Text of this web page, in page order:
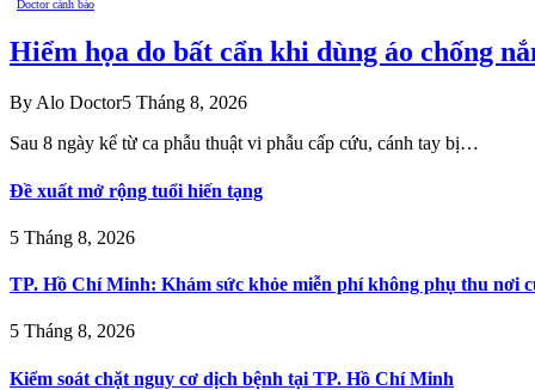
Doctor cảnh báo
Hiểm họa do bất cẩn khi dùng áo chống
By Alo Doctor5 Tháng 8, 2026
Sau 8 ngày kể từ ca phẫu thuật vi phẫu cấp cứu, cánh tay bị…
Đề xuất mở rộng tuổi hiến tạng
5 Tháng 8, 2026
TP. Hồ Chí Minh: Khám sức khỏe miễn phí không phụ thu nơi
5 Tháng 8, 2026
Kiểm soát chặt nguy cơ dịch bệnh tại TP. Hồ Chí Minh